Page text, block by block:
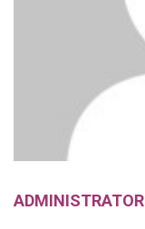
ADMINISTRATOR